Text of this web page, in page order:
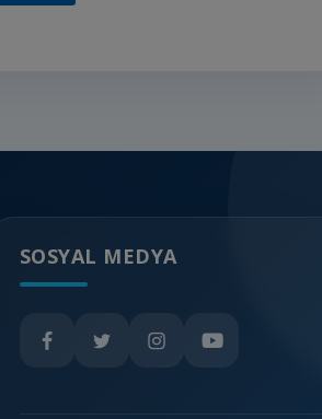
SOSYAL MEDYA